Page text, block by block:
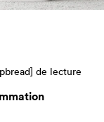
de lecture